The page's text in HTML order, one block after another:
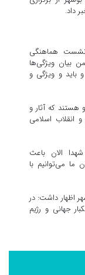
داد.
نشست هماهنگی
بیان ویژگی‌ها
باید و ویژگی و
که آثار و
انقلاب اسلامی
الان باعث
ما می‌توانیم با
اظهار داشت: در
جهانی و رژیم